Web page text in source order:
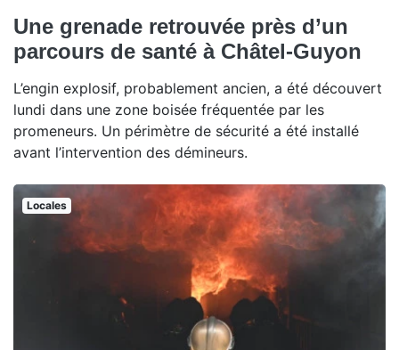
Une grenade retrouvée près d’un
parcours de santé à Châtel-Guyon
L’engin explosif, probablement ancien, a été découvert
lundi dans une zone boisée fréquentée par les
promeneurs. Un périmètre de sécurité a été installé
avant l’intervention des démineurs.
Locales